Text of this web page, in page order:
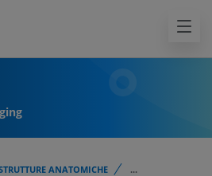
ANATOMICHE
...